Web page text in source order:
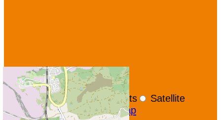
+−
OpenStreetMap
Streets
Satellite
Leaflet |©OpenStreetMap